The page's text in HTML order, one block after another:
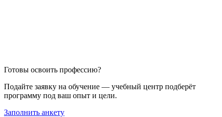
Готовы освоить профессию?
Подайте заявку на обучение — учебный центр подберёт
программу под ваш опыт и цели.
Заполнить анкету